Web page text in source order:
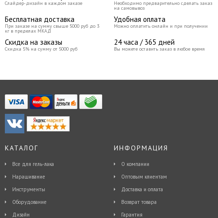
Слайдер-дизайн в каждом заказе Необходимо предварительно сделать заказ
на самовывоз
Бесплатная доставка
При заказе на сумму свыше 5000 руб до 3
кг в пределах МКАД
Удобная оплата
Можно оплатить онлайн и при получении
Скидка на заказы
Скидка 5% на сумму от 5000 руб
24 часа / 365 дней
Вы можете оставить заказ в любое время
КАТАЛОГ
Все для гель-лака
Наращивание
Инструменты
Оборудование
Дизайн
ИНФОРМАЦИЯ
О компании
Оптовым клиентам
Доставка и оплата
Возврат товара
Гарантия